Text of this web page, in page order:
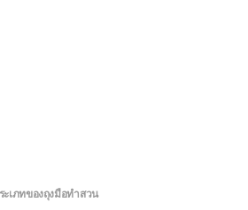
ะเภทของถุงมือทำสวน